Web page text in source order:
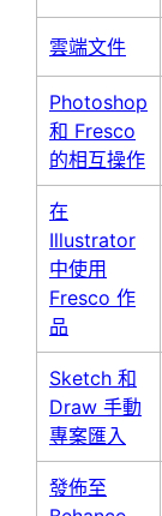
雲端文件
Photoshop
和 Fresco
的相互操作
在
Illustrator
中使用
Fresco 作
品
Sketch 和
Draw 手動
專案匯入
發佈至